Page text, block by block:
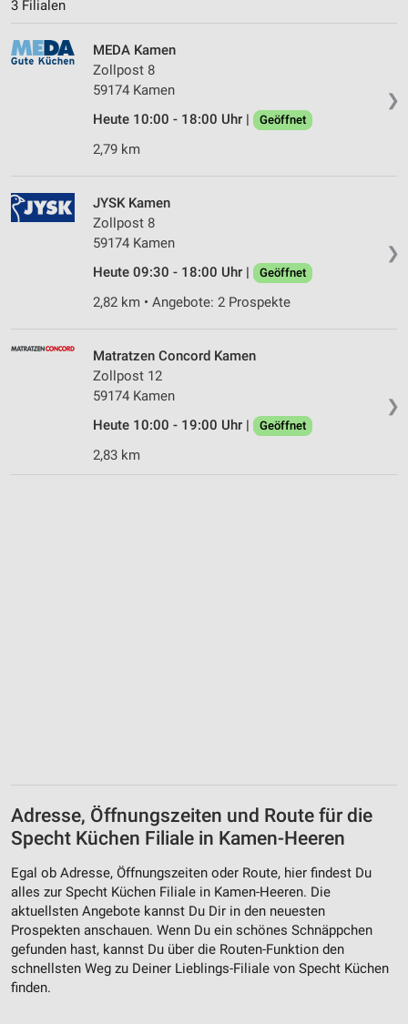
3 Filialen
❯
MEDA Kamen
Zollpost 8
59174 Kamen
Heute 10:00 - 18:00 Uhr |
Geöffnet
2,79 km
❯
JYSK Kamen
Zollpost 8
59174 Kamen
Heute 09:30 - 18:00 Uhr |
Geöffnet
2,82 km • Angebote: 2 Prospekte
❯
Matratzen Concord Kamen
Zollpost 12
59174 Kamen
Heute 10:00 - 19:00 Uhr |
Geöffnet
2,83 km
Adresse, Öffnungszeiten und Route für die
Specht Küchen Filiale in Kamen-Heeren
Egal ob Adresse, Öffnungszeiten oder Route, hier findest Du
alles zur Specht Küchen Filiale in Kamen-Heeren. Die
aktuellsten Angebote kannst Du Dir in den neuesten
Prospekten anschauen. Wenn Du ein schönes Schnäppchen
gefunden hast, kannst Du über die Routen-Funktion den
schnellsten Weg zu Deiner Lieblings-Filiale von Specht Küchen
finden.